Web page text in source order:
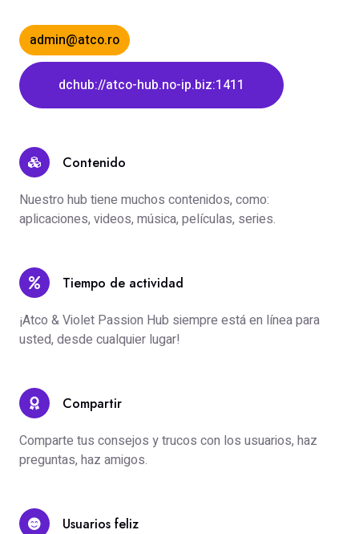
admin@atco.ro
dchub://atco-hub.no-ip.biz:1411
Contenido
Nuestro hub tiene muchos contenidos, como:
aplicaciones, videos, música, películas, series.
Tiempo de actividad
¡Atco & Violet Passion Hub siempre está en línea para
usted, desde cualquier lugar!
Compartir
Comparte tus consejos y trucos con los usuarios, haz
preguntas, haz amigos.
Usuarios feliz